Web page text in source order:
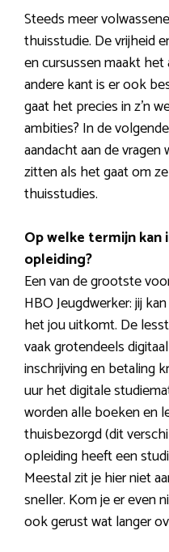
Steeds meer
thuisstudie. De vrijheid
en cursussen maakt het
andere kant is er ook
gaat het precies in z’n
ambities? In de
aandacht aan de
zitten als het gaat om
thuisstudies.
Op welke termijn
opleiding?
Een van de grootste
HBO Jeugdwerker: jij
het jou uitkomt. De
vaak grotendeels
inschrijving en betaling
uur het digitale
worden alle boeken en
thuisbezorgd (dit
opleiding heeft een
Meestal zit je hier niet
sneller. Kom je er even
ook gerust wat langer